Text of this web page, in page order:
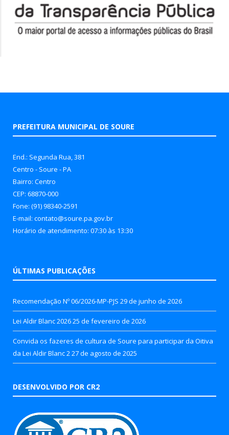
PREFEITURA MUNICIPAL DE SOURE
End.: Segunda Rua, 381
Centro - Soure - PA
Bairro: Centro
CEP: 68870-000
Fone: (91) 98340-2591
E-mail: contato@soure.pa.gov.br
Horário de atendimento: 07:30 às 13:30
ÚLTIMAS PUBLICAÇÕES
Recomendação Nº 06/2026-MP-PJS 29 de junho de 2026
Lei Aldir Blanc 202625 de fevereiro de 2026
Convida os fazeres de cultura de Soure para participar da Oitiva
da Lei Aldir Blanc 2 27 de agosto de 2025
DESENVOLVIDO POR CR2